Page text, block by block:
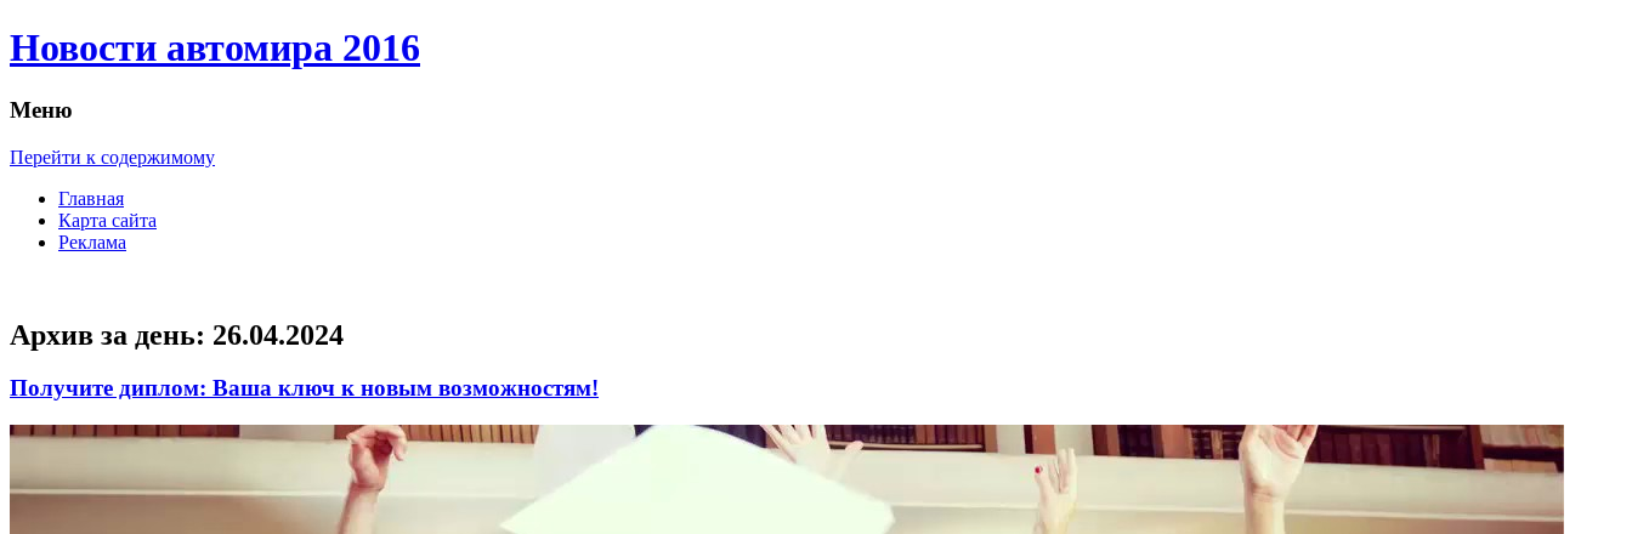
Новости автомира 2016
Меню
Перейти к содержимому
Главная
Карта сайта
Реклама
Архив за день: 26.04.2024
Получите диплом: Ваша ключ к новым возможностям!